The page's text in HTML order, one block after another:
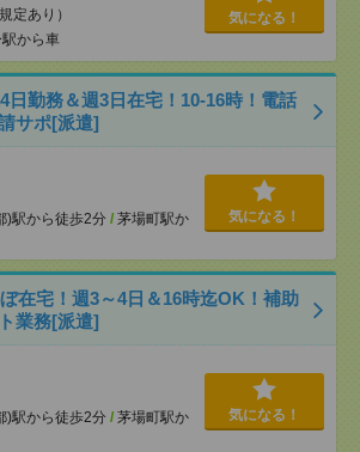
定あり）
から車
気になる！
日勤務＆週3日在宅！10-16時！電話
サポ[派遣]
)駅から徒歩2分 / 茅場町駅か
気になる！
在宅！週3～4日＆16時迄OK！補助
業務[派遣]
)駅から徒歩2分 / 茅場町駅か
気になる！